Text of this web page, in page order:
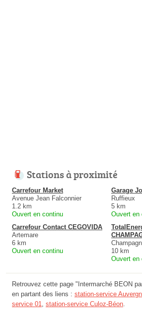
Stations à proximité
Carrefour Market
Avenue Jean Falconnier
1.2 km
Ouvert en continu
Garage
Ruffieux
5 km
Ouvert en
Carrefour Contact CEGOVIDA
Artemare
6 km
Ouvert en continu
10 km
Ouvert en
Retrouvez cette page "Intermarché BEON
en partant des liens : station-service
service 01, station-service Culoz-Béon.